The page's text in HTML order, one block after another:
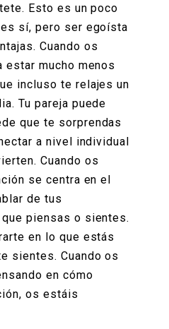
Esto es un poco
sí, pero ser egoísta
Cuando os
mucho menos
incluso te relajes un
Tu pareja puede
que te sorprendas
a nivel individual
Cuando os
se centra en el
de tus
piensas o sientes.
en lo que estás
sientes. Cuando os
en cómo
os estáis